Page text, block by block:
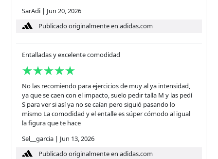
SarAdi | Jun 20, 2026
Publicado originalmente en adidas.com
Entalladas y excelente comodidad
No las recomiendo para ejercicios de muy al ya intensidad,
ya que se caen con el impacto, suelo pedir talla M y las pedí
S para ver si así ya no se caían pero siguió pasando lo
mismo La comodidad y el entalle es súper cómodo al igual
la figura que te hace
Sel__garcia | Jun 13, 2026
Publicado originalmente en adidas.com